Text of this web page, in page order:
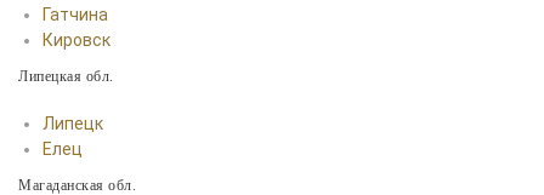
Гатчина
Кировск
Липецкая обл.
Липецк
Елец
Магаданская обл.